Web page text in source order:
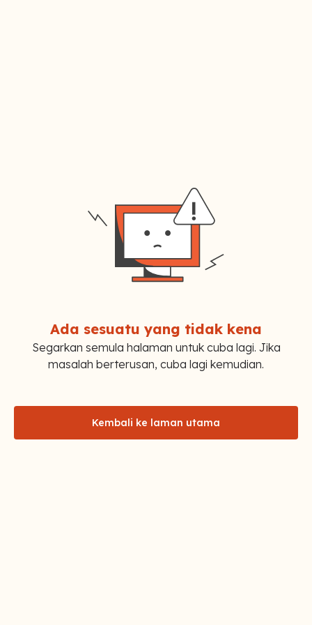
Ada sesuatu yang tidak kena
Segarkan semula halaman untuk cuba lagi. Jika
masalah berterusan, cuba lagi kemudian.
Kembali ke laman utama